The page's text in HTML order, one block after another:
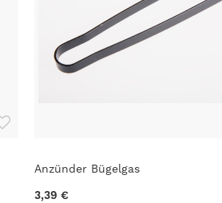
Anzünder Bügelgas
3,39 €